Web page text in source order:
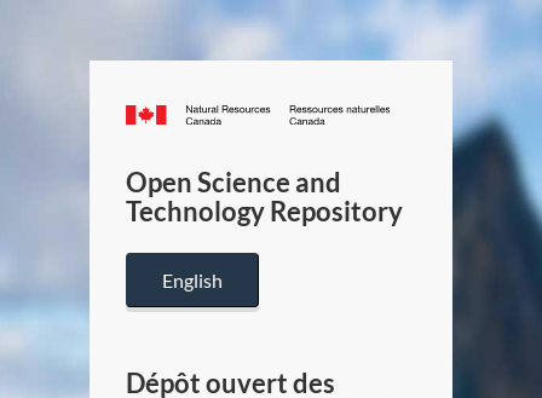
Canada.ca
/
Canada
Open Science and
Technology Repository
English
Dépôt ouvert des